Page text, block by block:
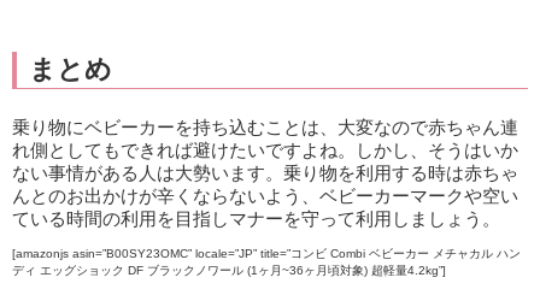
まとめ
乗り物にベビーカーを持ち込むことは、大変なので赤ちゃん連
れ側としてもできれば避けたいですよね。しかし、そうはいか
ない事情がある人は大勢います。乗り物を利用する時は赤ちゃ
んとのお出かけが辛くならないよう、ベビーカーマークや空い
ている時間の利用を目指しマナーを守って利用しましょう。
[amazonjs asin=”B00SY23OMC” locale=”JP” title=”コンビ Combi ベビーカー メチャカル ハン
ディ エッグショック DF ブラックノワール (1ヶ月~36ヶ月頃対象) 超軽量4.2kg”]